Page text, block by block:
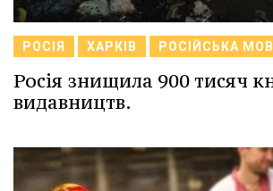
РОСІЯ ХАРКІВ РОСІЙСЬКА
Росія знищила 900 тисяч
видавництв.